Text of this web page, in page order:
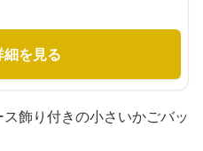
を見る
飾り付きの小さいかごバッ